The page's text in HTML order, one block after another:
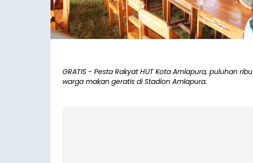
GRATIS - Pesta Rakyat HUT Kota Amlapura, puluhan ribu
warga makan geratis di Stadion Amlapura.